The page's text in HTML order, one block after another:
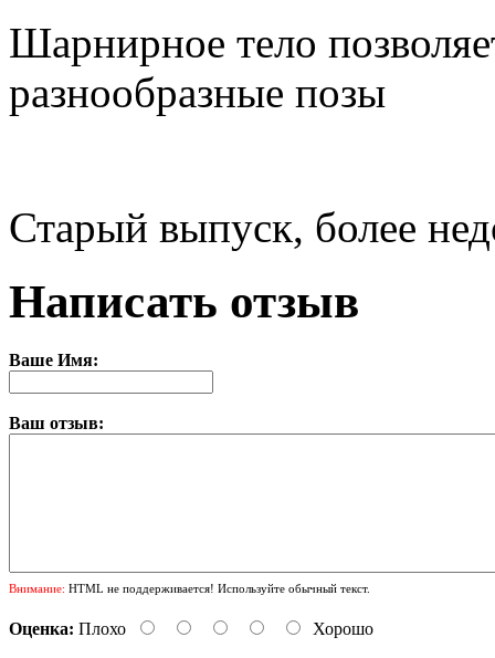
Шарнирное тело
разнообразные позы
Старый выпуск, более
Написать отзыв
Ваше Имя:
Ваш отзыв:
Внимание: HTML не поддерживается! Используйте обычный текст.
Оценка: Плохо Хорошо